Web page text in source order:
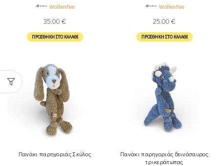
WollenFee
35,00 €
ΠΡΟΣΘΉΚΗ ΣΤΟ ΚΑΛΆΘΙ
WollenFee
25,00 €
ΠΡΟΣΘΉΚΗ ΣΤΟ ΚΑΛΆΘΙ
Πανάκι παρηγοριάς Σκύλος
Πανάκι παρηγοριάς δεινόσαυρος
τρικεράτωπας